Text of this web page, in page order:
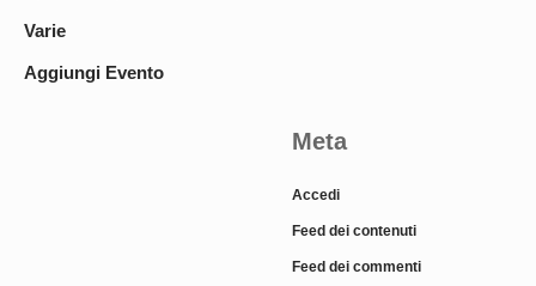
Varie
Aggiungi Evento
Meta
Accedi
Feed dei contenuti
Feed dei commenti